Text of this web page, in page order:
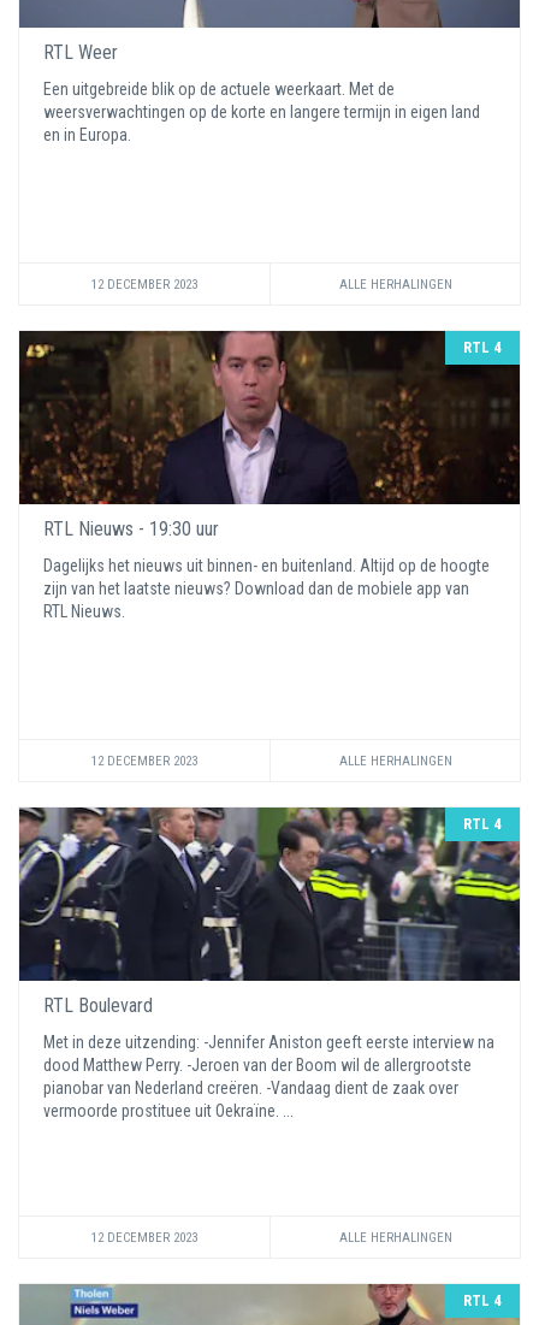
RTL Weer
Een uitgebreide blik op de actuele weerkaart. Met de
weersverwachtingen op de korte en langere termijn in eigen land
en in Europa.
12 DECEMBER 2023 ALLE HERHALINGEN
RTL 4
RTL Nieuws - 19:30 uur
Dagelijks het nieuws uit binnen- en buitenland. Altijd op de hoogte
zijn van het laatste nieuws? Download dan de mobiele app van
RTL Nieuws.
12 DECEMBER 2023 ALLE HERHALINGEN
RTL 4
RTL Boulevard
Met in deze uitzending: -Jennifer Aniston geeft eerste interview na
dood Matthew Perry. -Jeroen van der Boom wil de allergrootste
pianobar van Nederland creëren. -Vandaag dient de zaak over
vermoorde prostituee uit Oekraïne. ...
12 DECEMBER 2023 ALLE HERHALINGEN
RTL 4